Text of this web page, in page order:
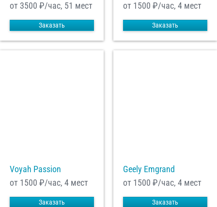
от 3500 ₽/час, 51 мест
Заказать
от 1500 ₽/час, 4 мест
Заказать
Voyah Passion
от 1500 ₽/час, 4 мест
Заказать
Geely Emgrand
от 1500 ₽/час, 4 мест
Заказать